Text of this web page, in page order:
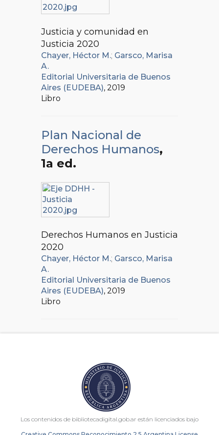
Justicia y comunidad en
Justicia 2020
Chayer, Héctor M.; Garsco, Marisa
A.
Editorial Universitaria de Buenos
Aires (EUDEBA), 2019
Libro
Plan Nacional de
Derechos Humanos,
1a ed.
Derechos Humanos en Justicia
2020
Chayer, Héctor M.; Garsco, Marisa
A.
Editorial Universitaria de Buenos
Aires (EUDEBA), 2019
Libro
Los contenidos de bibliotecadigital.gob.ar están licenciados bajo